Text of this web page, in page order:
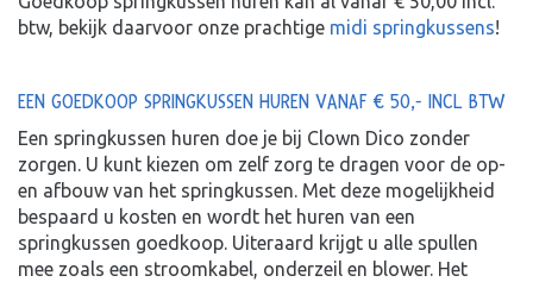
btw, bekijk daarvoor onze prachtige midi springkussens!
EEN GOEDKOOP SPRINGKUSSEN HUREN VANAF € 50,- INCL BTW
Een springkussen huren doe je bij Clown Dico zonder
zorgen. U kunt kiezen om zelf zorg te dragen voor de op-
en afbouw van het springkussen. Met deze mogelijkheid
bespaard u kosten en wordt het huren van een
springkussen goedkoop. Uiteraard krijgt u alle spullen
mee zoals een stroomkabel, onderzeil en blower. Het